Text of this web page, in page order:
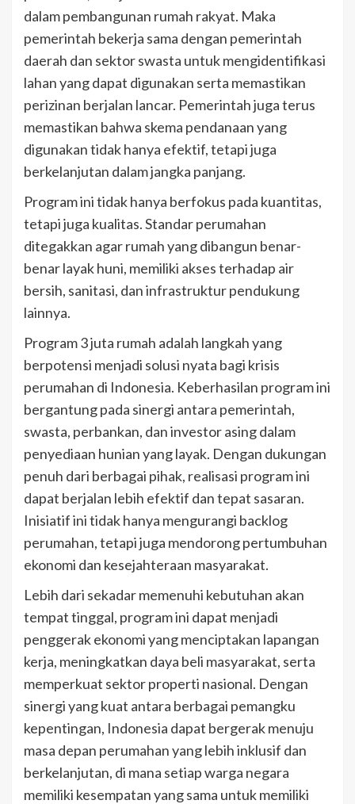
dalam pembangunan rumah rakyat. Maka
pemerintah bekerja sama dengan pemerintah
daerah dan sektor swasta untuk mengidentifikasi
lahan yang dapat digunakan serta memastikan
perizinan berjalan lancar. Pemerintah juga terus
memastikan bahwa skema pendanaan yang
digunakan tidak hanya efektif, tetapi juga
berkelanjutan dalam jangka panjang.
Program ini tidak hanya berfokus pada kuantitas,
tetapi juga kualitas. Standar perumahan
ditegakkan agar rumah yang dibangun benar-
benar layak huni, memiliki akses terhadap air
bersih, sanitasi, dan infrastruktur pendukung
lainnya.
Program 3 juta rumah adalah langkah yang
berpotensi menjadi solusi nyata bagi krisis
perumahan di Indonesia. Keberhasilan program ini
bergantung pada sinergi antara pemerintah,
swasta, perbankan, dan investor asing dalam
penyediaan hunian yang layak. Dengan dukungan
penuh dari berbagai pihak, realisasi program ini
dapat berjalan lebih efektif dan tepat sasaran.
Inisiatif ini tidak hanya mengurangi backlog
perumahan, tetapi juga mendorong pertumbuhan
ekonomi dan kesejahteraan masyarakat.
Lebih dari sekadar memenuhi kebutuhan akan
tempat tinggal, program ini dapat menjadi
penggerak ekonomi yang menciptakan lapangan
kerja, meningkatkan daya beli masyarakat, serta
memperkuat sektor properti nasional. Dengan
sinergi yang kuat antara berbagai pemangku
kepentingan, Indonesia dapat bergerak menuju
masa depan perumahan yang lebih inklusif dan
berkelanjutan, di mana setiap warga negara
memiliki kesempatan yang sama untuk memiliki